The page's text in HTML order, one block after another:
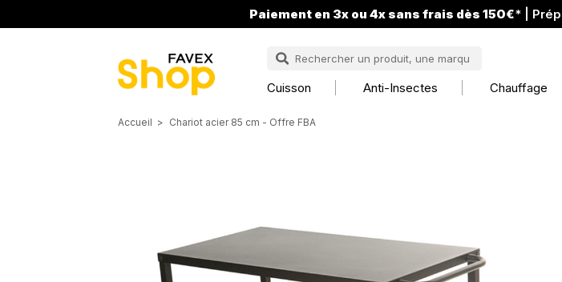
Paiement en 3x ou 4x sans frais dès 150€* |
Cuisson Anti-Insectes Chauffage
Accueil Chariot acier 85 cm - Offre FBA